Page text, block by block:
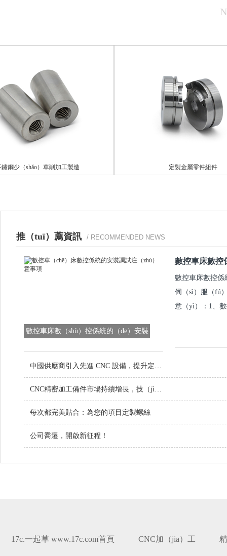
（shǎo）車削加工製造 定製金屬零件組件
推（tuī）薦資訊 / RECOMMENDED NEWS
數控車床數（shù）控係統的（de）安裝
數控車床數控
數控車床數控係
伺（sì）服（fú
意（yì）：1、
中國供應商引入先進 CNC 設備，提升定製金屬零件品質（zhì）
CNC精密加工備件市場持續增長，技（jì）術創新（xīn）引領行（háng）業（yè）未來
每次都完美貼合：為您的項目定製螺絲
公司喬遷，開啟新征程！
17c.一起草 www.17c.com首頁 CNC加（jiā）工